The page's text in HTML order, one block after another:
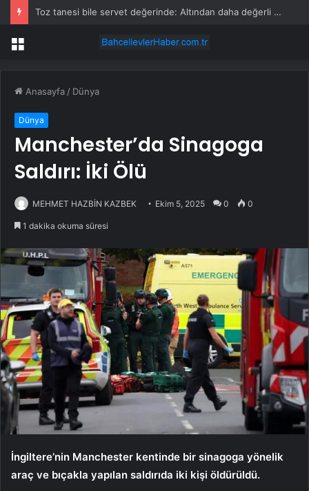
Toz tanesi bile servet değerinde: Altından daha değerli mineral keşfedildi
Menü
Anasayfa / Dünya
Dünya
Manchester’da Sinagoga
Saldırı: İki Ölü
MEHMET HAZBİN KAZBEK Ekim 5, 2025 0 0
1 dakika okuma süresi
İngiltere’nin Manchester kentinde bir sinagoga yönelik
araç ve bıçakla yapılan saldırıda iki kişi öldürüldü.